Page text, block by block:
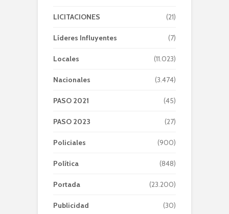
LICITACIONES (21)
Líderes Influyentes (7)
Locales (11.023)
Nacionales (3.474)
PASO 2021 (45)
PASO 2023 (27)
Policiales (900)
Política (848)
Portada (23.200)
Publicidad (30)